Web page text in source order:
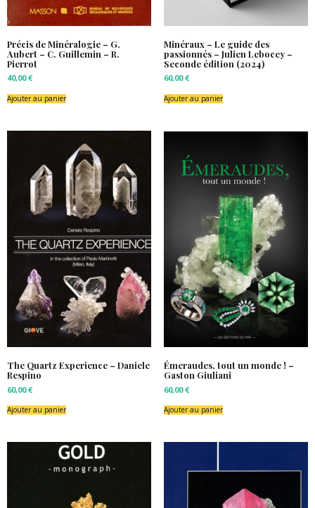
Précis de Minéralogie – G.
Aubert – C. Guillemin – R.
Pierrot
40,00€
Ajouter au panier
Minéraux – Le guide des
passionnés – Julien Lebocey –
Seconde édition (2024)
60,00€
Ajouter au panier
The Quartz Experience – Daniele
Respino
60,00€
Ajouter au panier
Émeraudes, tout un monde ! –
Gaston Giuliani
60,00€
Ajouter au panier